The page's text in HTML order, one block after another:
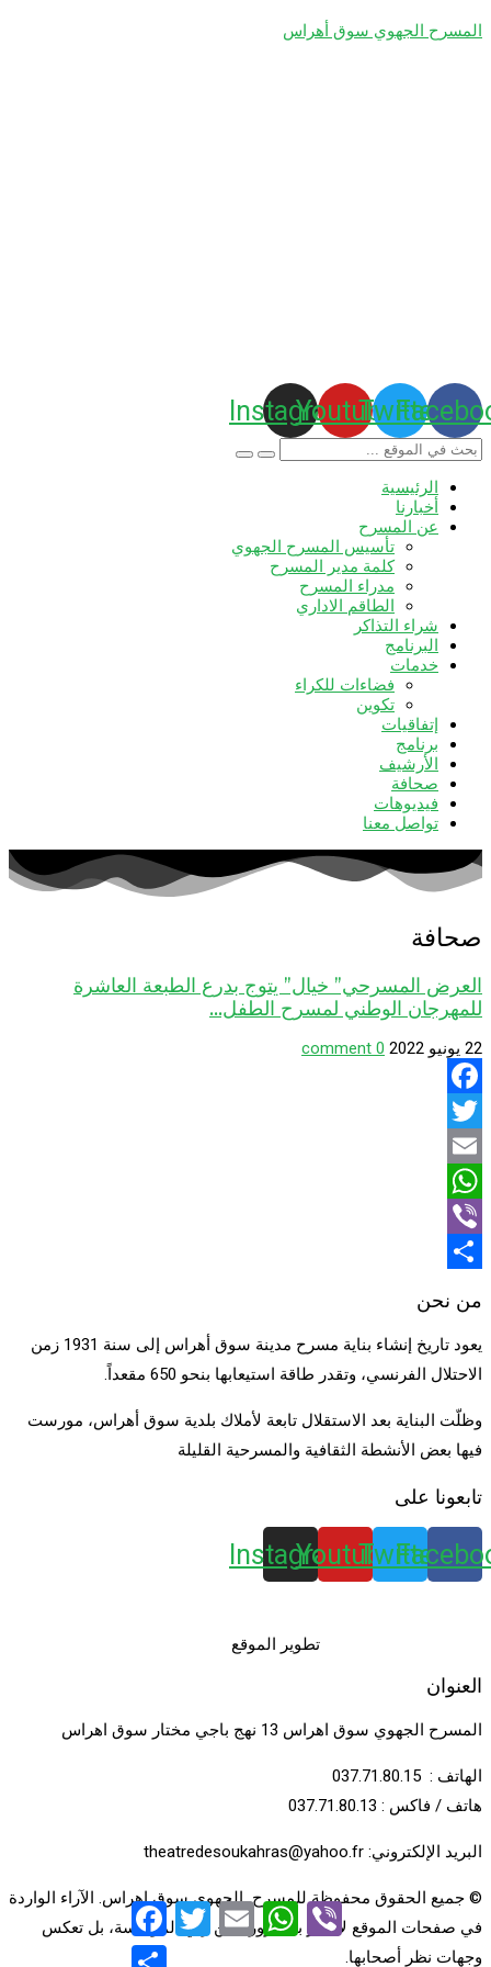
المسرح الجهوي سوق أهراس
Twitter
Youtube
Instagram
الرئيسية
أخبارنا
عن المسرح
تأسيس المسرح الجهوي
كلمة مدير المسرح
مدراء المسرح
الطاقم الاداري
شراء التذاكر
البرنامج
خدمات
فضاءات للكراء
تكوين
إتفاقيات
برنامج
الأرشيف
صحافة
فيديوهات
تواصل معنا
صحافة
العرض المسرحي” خيال” يتوج بدرع الطبعة العاشرة
للمهرجان الوطني لمسرح الطفل...
22 يونيو 2022 0 comment
Facebook
Twitter
Email
WhatsApp
Viber
من نحن
يعود تاريخ إنشاء بناية مسرح مدينة سوق أهراس إلى سنة 1931 زمن
الاحتلال الفرنسي، وتقدر طاقة استيعابها بنحو 650 مقعداً.
وظلّت البناية بعد الاستقلال تابعة لأملاك بلدية سوق أهراس، مورست
فيها بعض الأنشطة الثقافية والمسرحية القليلة
تابعونا على
Twitter
Youtube
Instagram
تطوير الموقع
العنوان
المسرح الجهوي سوق اهراس 13 نهج باجي مختار سوق اهراس
الهاتف : 037.71.80.15
هاتف / فاكس : 037.71.80.13
البريد الإلكتروني: theatredesoukahras@yahoo.fr
© جميع الحقوق محفوظة للمسرح الجهوى سوق اهراس. الآراء الواردة
في صفحات الموقع لا تعبر بالضرورة عن رأي المؤسسة، بل تعكس
وجهات نظر أصحابها.
FacebookTwitter Email
WhatsApp Viber
Share